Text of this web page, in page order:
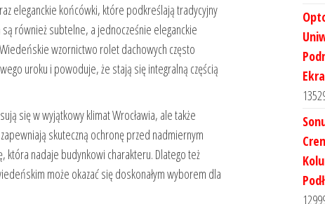
eleganckie końcówki, które podkreślają tradycyjny
również subtelne, a jednocześnie eleganckie
wzornictwo rolet dachowych często
uroku i powoduje, że stają się integralną częścią
się w wyjątkowy klimat Wrocławia, ale także
skuteczną ochronę przed nadmiernym
która nadaje budynkowi charakteru. Dlatego też
może okazać się doskonałym wyborem dla